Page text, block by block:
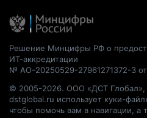
Решение Минцифры РФ о
ИТ-аккредитации
№ АО-20250529-27961271372-3
© 2005-2026. ООО «ДСТ Глобал»,
dstglobal.ru использует куки-
чтобы помочь вам в навигации, а